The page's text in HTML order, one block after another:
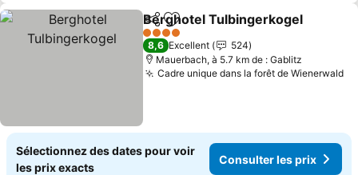
PartagerAjouter à mes favoris
Berghotel Tulbingerkogel
4 Étoiles
8,6 Excellent
524
Mauerbach, à 5.7 km de : Gablitz
Cadre unique dans la forêt de Wienerwald
Sélectionnez des dates pour voir
les prix exacts
Consulter les prix